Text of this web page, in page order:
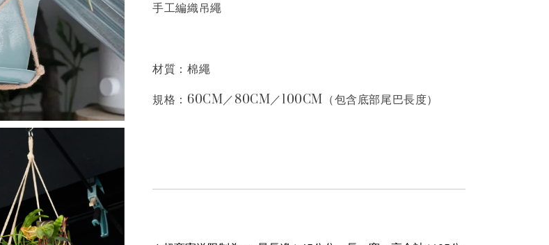
手工編織吊繩
材質：棉繩
規格：60CM／80CM／100CM（包含底部尾巴長度）